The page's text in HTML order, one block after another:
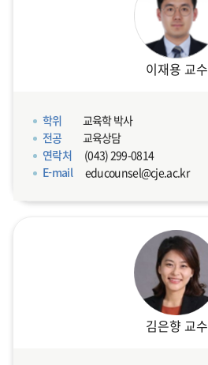
이재용 교수
학위
교육학 박사
전공
교육상담
연락처
(043) 299-0814
E-mail
educounsel@cje.ac.kr
김은향 교수